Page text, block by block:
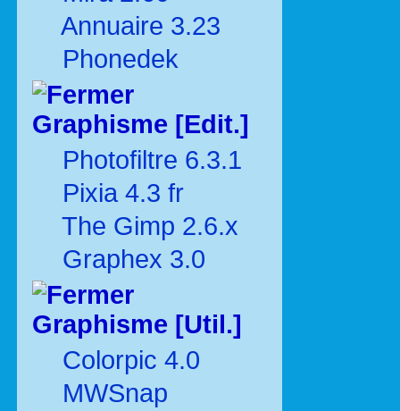
Annuaire 3.23
Phonedek
Graphisme [Edit.]
Photofiltre 6.3.1
Pixia 4.3 fr
The Gimp 2.6.x
Graphex 3.0
Graphisme [Util.]
Colorpic 4.0
MWSnap